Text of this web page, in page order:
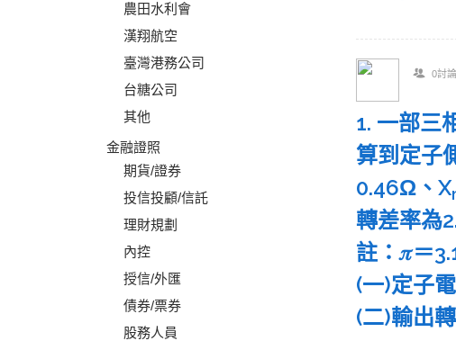
農田水利會
漢翔航空
臺灣港務公司
台糖公司
其他
金融證照
期貨/證券
投信投顧/信託
理財規劃
內控
授信/外匯
債券/票券
股務人員
0討論
1. 一部三
算到定子
0.46Ω、X
轉差率為
註：𝜋＝
(一)定子
(二)輸出